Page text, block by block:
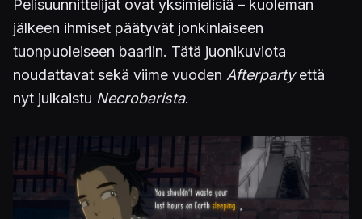
Pelisuunnittelijat ovat yksimielisiä – kuoleman
jälkeen ihmiset päätyvät jonkinlaiseen
tuonpuoleiseen baariin. Tätä juonikuviota
noudattavat sekä viime vuoden Afterpartyettä
nyt julkaistu Necrobarista.